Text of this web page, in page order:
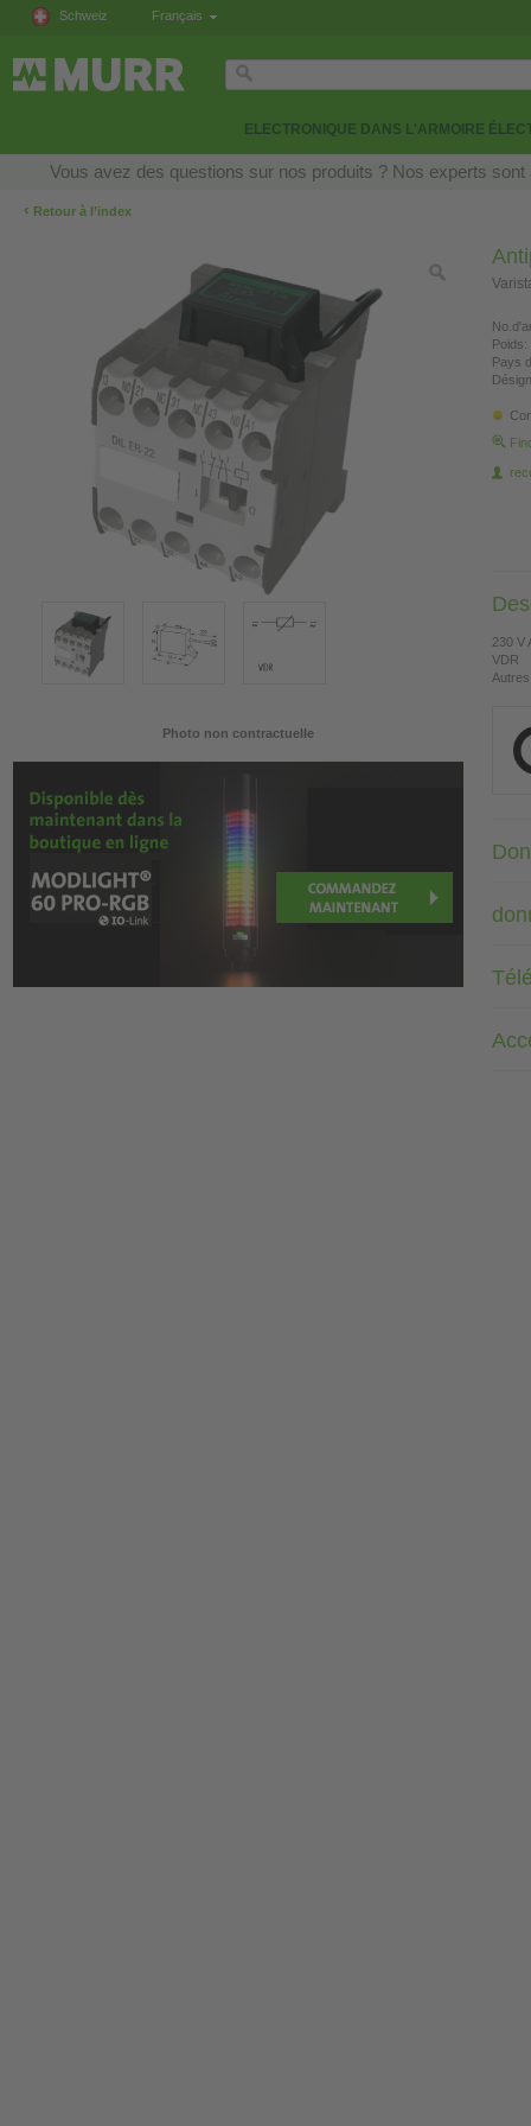
Schweiz Français
ELECTRONIQUE DANS L'ARMOIRE
Vous avez des questions sur nos produits ? Nos experts
‹ Retour à l’index
Photo non contractuelle
Poids:
Pays
230 V
VDR